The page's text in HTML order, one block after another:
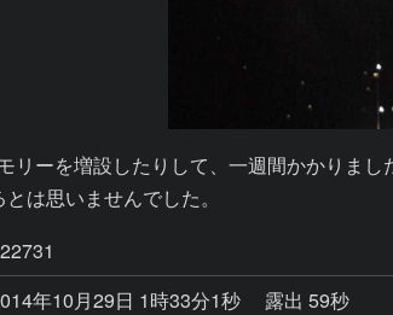
ーを増設したりして、一週間かかりまし
は思いませんでした。
年10月29日 1時33分1秒
露出 59秒